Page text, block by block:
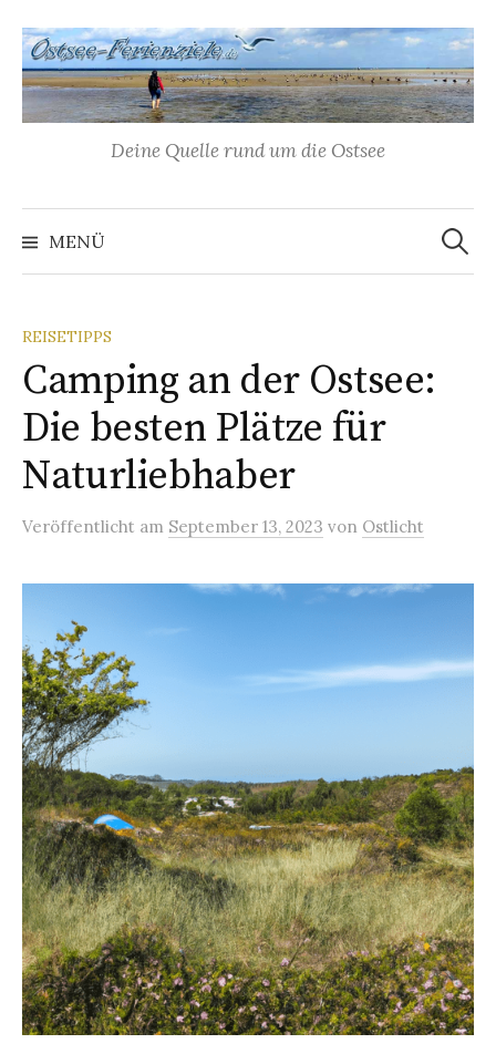
zum
Inhalt
Deine Quelle rund um die Ostsee
MENÜ
Suchen
nach:
REISETIPPS
Camping an der Ostsee:
Die besten Plätze für
Naturliebhaber
Veröffentlicht am September 13, 2023 von Ostlicht